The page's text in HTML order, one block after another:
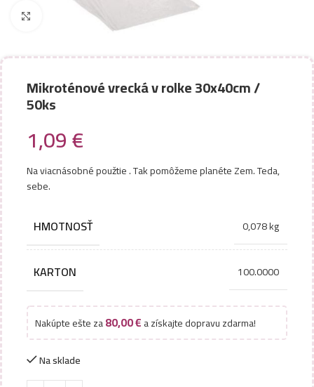
Zobraziť väčší obrázok
Mikroténové vrecká v rolke 30x40cm /
50ks
1,09€
Na viacnásobné použtie . Tak pomôžeme planéte Zem. Teda,
sebe.
HMOTNOSŤ 0,078 kg
KARTON 100.0000
Nakúpte ešte za80,00€a získajte dopravu zdarma!
Na sklade